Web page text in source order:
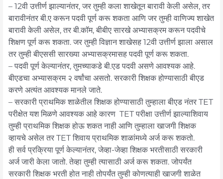
– 12वी उत्तीर्ण झाल्यानंतर, जर तुम्ही कला शाखेतून बारावी केली असेल, तर
बारावीनंतर बी.ए करून पदवी पूर्ण करू शकता आणि जर तुम्ही वाणिज्य शाखेत
बारावी केली असेल, तर बी.कॉम, बीबीए सारखे अभ्यासक्रम करून पदवीचे
शिक्षण पूर्ण करू शकता. जर तुम्ही विज्ञान शाखेसह 12वी उत्तीर्ण झाला असाल
तर तुम्ही बीएससी सारख्या अभ्यासक्रमासह पदवी पूर्ण करू शकता.
– पदवी पूर्ण केल्यानंतर, तुमच्याकडे बी.एड पदवी असणे आवश्यक आहे.
बीएडचा अभ्यासक्रम २ वर्षांचा असतो. सरकारी शिक्षक होण्यासाठी बीएड
करणे अत्यंत आवश्यक मानले जाते.
– सरकारी प्राथमिक शाळेतील शिक्षक होण्यासाठी तुम्हाला बीएड नंतर TET
परीक्षेत यश मिळणे आवश्यक आहे कारण TET परीक्षा उत्तीर्ण झाल्याशिवाय
तुम्ही प्राथमिक शिक्षक होऊ शकत नाही आणि तुम्हाला खाजगी शिक्षक
व्हायचे असेल तर TET शिवाय प्राथमिक शाळांमध्ये अर्ज करू शकतो.
ही सर्व प्रक्रिया पूर्ण केल्यानंतर, जेव्हा-जेव्हा शिक्षक भरतीसाठी सरकारी
अर्ज जारी केला जातो. तेव्हा तुम्ही त्यासाठी अर्ज करू शकता. जोपर्यंत
सरकारी शिक्षक भरती होत नाही तोपर्यंत तुम्ही कोणत्याही खाजगी शाळेत